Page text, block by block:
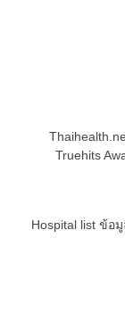
Truehits
Hospital list ข้อมู